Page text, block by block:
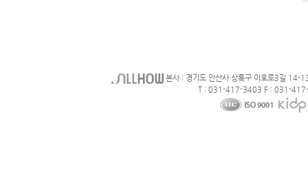
본사 : 경기도 안산사 상록구 이호로3길 14-
T : 031-417-3403 F : 031-